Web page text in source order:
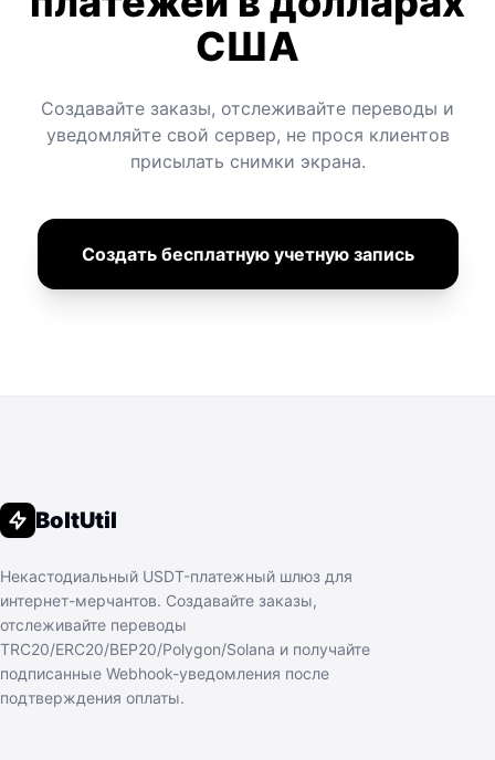
США
Создавайте заказы, отслеживайте переводы и
уведомляйте свой сервер, не прося клиентов
присылать снимки экрана.
Создать бесплатную учетную запись
BoltUtil
Некастодиальный USDT-платежный шлюз для
интернет-мерчантов. Создавайте заказы,
отслеживайте переводы
TRC20/ERC20/BEP20/Polygon/Solana и получайте
подписанные Webhook-уведомления после
подтверждения оплаты.